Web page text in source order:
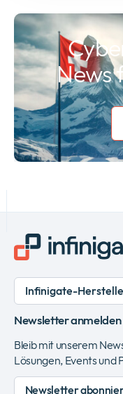
News
Infinigate-
Newsletter anmelden
Bleib mit unserem
Lösungen, Events
Newsletter